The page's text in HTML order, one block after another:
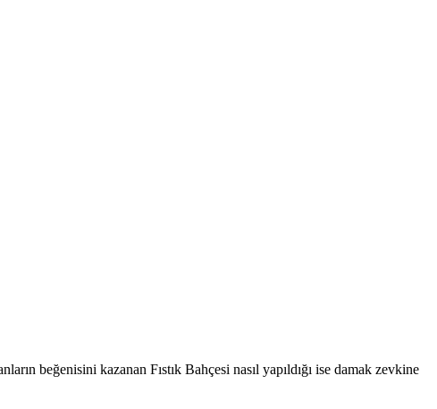
beğenisini kazanan Fıstık Bahçesi nasıl yapıldığı ise damak zevkine